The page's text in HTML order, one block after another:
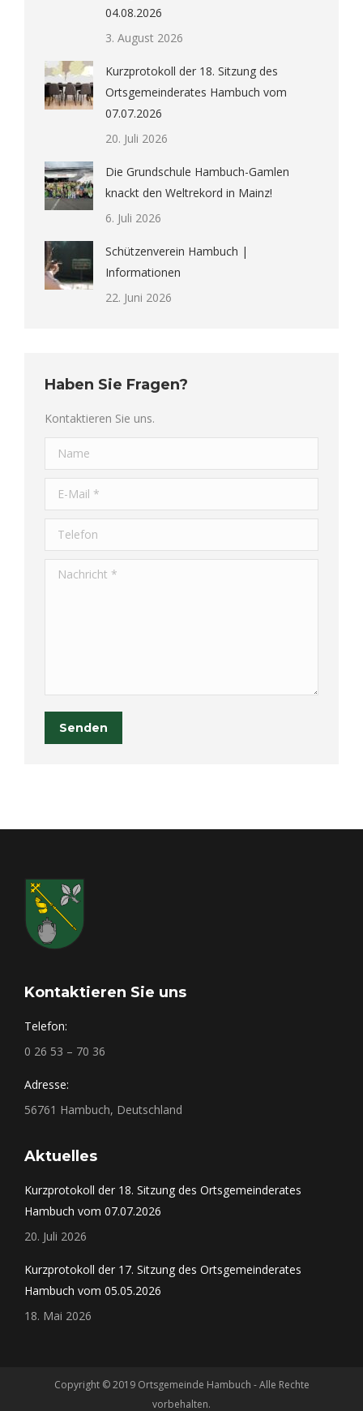
04.08.2026
3. August 2026
Kurzprotokoll der 18. Sitzung des
Ortsgemeinderates Hambuch vom
07.07.2026
20. Juli 2026
Die Grundschule Hambuch-Gamlen
knackt den Weltrekord in Mainz!
6. Juli 2026
Schützenverein Hambuch |
Informationen
22. Juni 2026
Haben Sie Fragen?
Kontaktieren Sie uns.
Name
E-Mail *
Telefon
Nachricht *
Senden
Kontaktieren Sie uns
Telefon:
0 26 53 – 70 36
Adresse:
56761 Hambuch, Deutschland
Aktuelles
Kurzprotokoll der 18. Sitzung des Ortsgemeinderates
Hambuch vom 07.07.2026
20. Juli 2026
Kurzprotokoll der 17. Sitzung des Ortsgemeinderates
Hambuch vom 05.05.2026
18. Mai 2026
Copyright © 2019 Ortsgemeinde Hambuch - Alle Rechte
vorbehalten.